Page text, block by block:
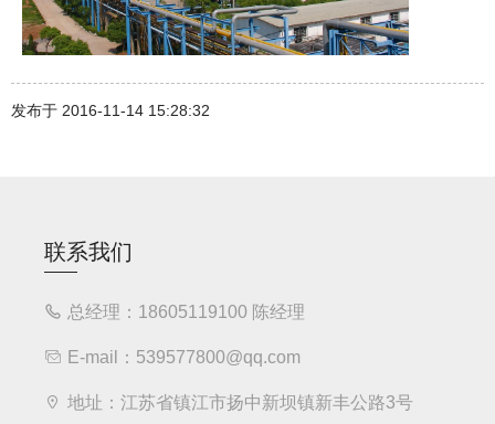
发布于 2016-11-14 15:28:32
联系我们
总经理：18605119100 陈经理
E-mail：539577800@qq.com
地址：江苏省镇江市扬中新坝镇新丰公路3号